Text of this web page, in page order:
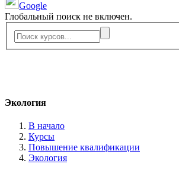
Google
Глобальный поиск не включен.
Экология
В начало
Курсы
Повышение квалификации
Экология